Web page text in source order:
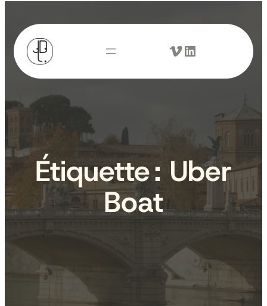
Aller
au
contenu
Vimeo LinkedIn
Étiquette :Uber
Boat